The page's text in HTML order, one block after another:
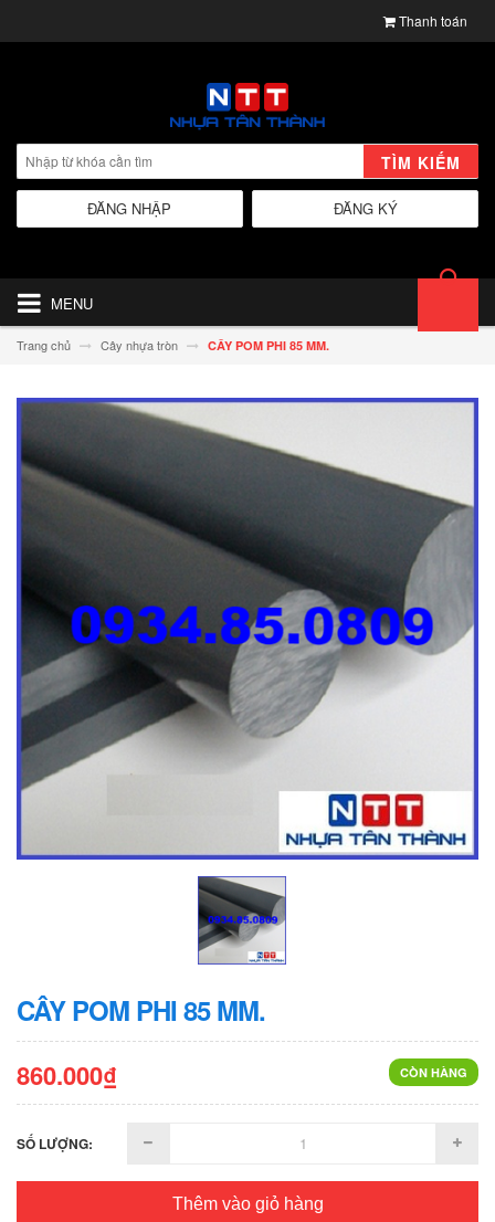
Thanh toán
TÌM KIẾM
ĐĂNG KÝ
ĐĂNG NHẬP
MENU
Trang chủ Cây nhựa tròn CÂY POM PHI 85 MM.
CÂY POM PHI 85 MM.
CÒN HÀNG
860.000₫
SỐ LƯỢNG:
Thêm vào giỏ hàng